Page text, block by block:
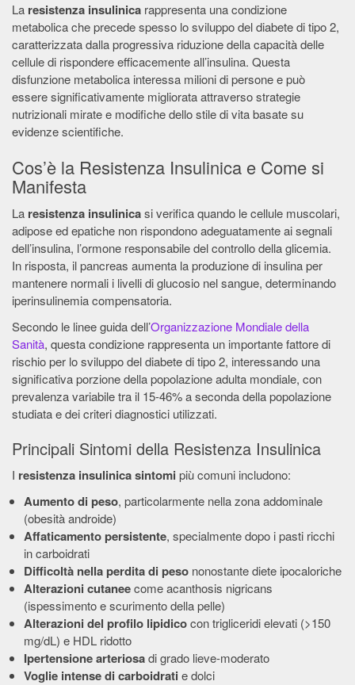
La resistenza insulinica rappresenta una condizione
metabolica che precede spesso lo sviluppo del diabete di tipo 2,
caratterizzata dalla progressiva riduzione della capacità delle
cellule di rispondere efficacemente all’insulina. Questa
disfunzione metabolica interessa milioni di persone e può
essere significativamente migliorata attraverso strategie
nutrizionali mirate e modifiche dello stile di vita basate su
evidenze scientifiche.
Cos’è la Resistenza Insulinica e Come si
Manifesta
La resistenza insulinicasi verifica quando le cellule muscolari,
adipose ed epatiche non rispondono adeguatamente ai segnali
dell’insulina, l’ormone responsabile del controllo della glicemia.
In risposta, il pancreas aumenta la produzione di insulina per
mantenere normali i livelli di glucosio nel sangue, determinando
iperinsulinemia compensatoria.
Secondo le linee guida dell’Organizzazione Mondiale della
Sanità, questa condizione rappresenta un importante fattore di
rischio per lo sviluppo del diabete di tipo 2, interessando una
significativa porzione della popolazione adulta mondiale, con
prevalenza variabile tra il 15-46% a seconda della popolazione
studiata e dei criteri diagnostici utilizzati.
Principali Sintomi della Resistenza Insulinica
I resistenza insulinica sintomi più comuni includono:
Aumento di peso, particolarmente nella zona addominale
(obesità androide)
Affaticamento persistente, specialmente dopo i pasti ricchi
in carboidrati
Difficoltà nella perdita di peso nonostante diete ipocaloriche
Alterazioni cutaneecome acanthosis nigricans
(ispessimento e scurimento della pelle)
Alterazioni del profilo lipidicocon trigliceridi elevati (>150
mg/dL) e HDL ridotto
Ipertensione arteriosadi grado lieve-moderato
Voglie intense di carboidrati e dolci